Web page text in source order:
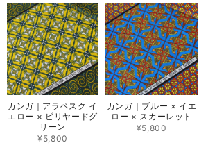
カンガ｜アラベスク イ
エロー × ビリヤードグ
リーン
¥5,800
カンガ｜ブルー × イエ
ロー × スカーレット
¥5,800